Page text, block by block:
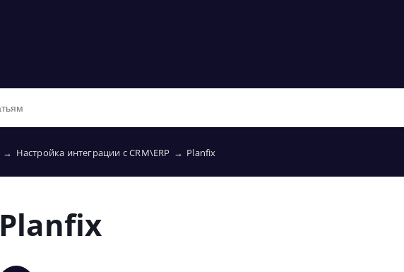
→ Настройка интеграции с CRM\ERP → Planfix
Planfix